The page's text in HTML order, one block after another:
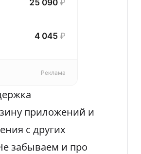
25 090 ₽
4 045 ₽
Реклама
приложений и
с других
забываем и про